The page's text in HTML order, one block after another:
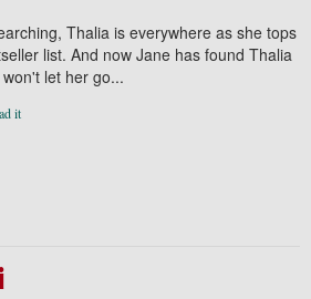
Thalia is everywhere as she tops
list. And now Jane has found Thalia
let her go...